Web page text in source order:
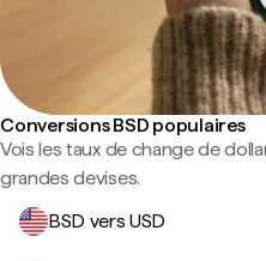
Conversions BSD populaires
Vois les taux de change de
grandes devises.
BSD vers USD